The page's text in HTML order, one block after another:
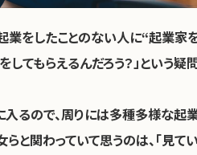
業をしたことのない人に“起業家
てもらえるんだろう？」という疑
るので、周りには多種多様な起
と関わっていて思うのは、「見て